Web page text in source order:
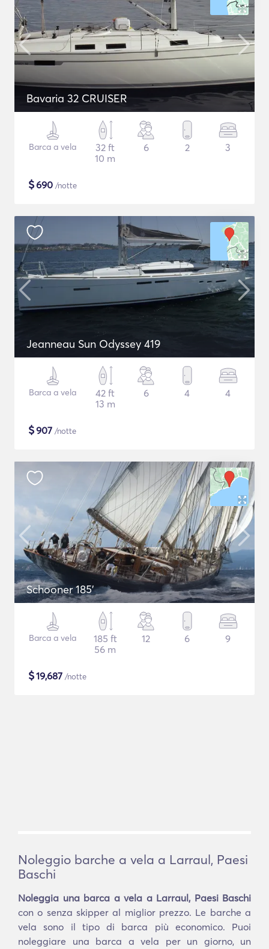
Bavaria 32 CRUISER
Barca a vela
32 ft
10 m
6 2 3
$690 /notte
Jeanneau Sun Odyssey 419
Barca a vela
42 ft
13 m
6 4 4
$907 /notte
Schooner 185'
Barca a vela
185 ft
56 m
12 6 9
$19,687 /notte
Noleggio barche a vela a Larraul, Paesi
Baschi
Noleggia una barca a vela a Larraul, Paesi Baschi
con o senza skipper al miglior prezzo. Le barche a
vela sono il tipo di barca più economico. Puoi
noleggiare una barca a vela per un giorno, un